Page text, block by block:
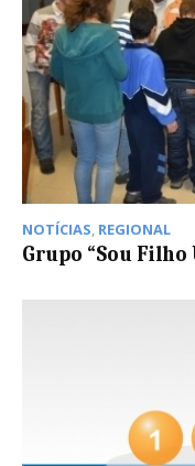
NOTÍCIAS, REGIONAL
Grupo “Sou Filho